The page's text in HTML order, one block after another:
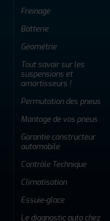
Freinage
Batterie
Géométrie
Tout savoir sur les
suspensions et
amortisseurs !
Permutation des pneus
Montage de vos pneus
Garantie constructeur
automobile
Contrôle Technique
Climatisation
Essuie-glace
Le diagnostic auto chez